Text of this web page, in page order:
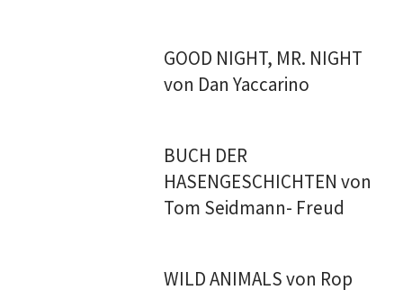
GOOD NIGHT, MR. NIGHT
von Dan Yaccarino
BUCH DER
HASENGESCHICHTEN von
Tom Seidmann- Freud
WILD ANIMALS von Rop